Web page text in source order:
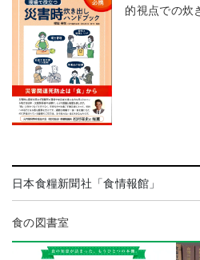
的視点での炊
日本食糧新聞社「食情報館」
食の図書室